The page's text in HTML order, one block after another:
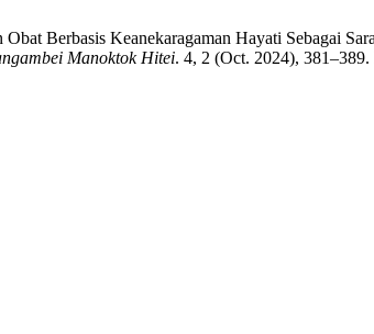
Berbasis Keanekaragaman Hayati Sebagai
Manoktok Hitei. 4, 2 (Oct. 2024),